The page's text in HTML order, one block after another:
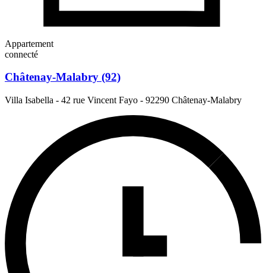
Appartement
connecté
Châtenay-Malabry (92)
Villa Isabella - 42 rue Vincent Fayo - 92290 Châtenay-Malabry